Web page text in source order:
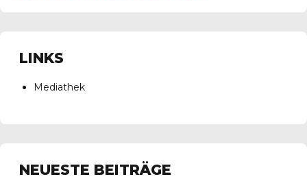
LINKS
Mediathek
NEUESTE BEITRÄGE